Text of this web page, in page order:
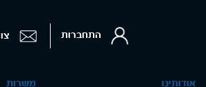
אודותינו
משרות